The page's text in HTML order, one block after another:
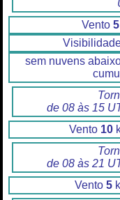
Vento 5
sem nuvens
de 08 às 15
Vento 10
de 08 às 21
Vento 5